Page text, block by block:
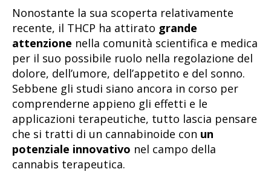
Nonostante la sua scoperta relativamente
recente, il THCP ha attirato grande
attenzione nella comunità scientifica e medica
per il suo possibile ruolo nella regolazione del
dolore, dell’umore, dell’appetito e del sonno.
Sebbene gli studi siano ancora in corso per
comprenderne appieno gli effetti e le
applicazioni terapeutiche, tutto lascia pensare
che si tratti di un cannabinoide con un
potenziale innovativo nel campo della
cannabis terapeutica.